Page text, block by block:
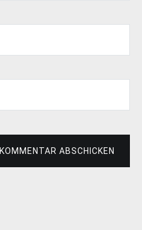
KOMMENTAR ABSCHICKEN